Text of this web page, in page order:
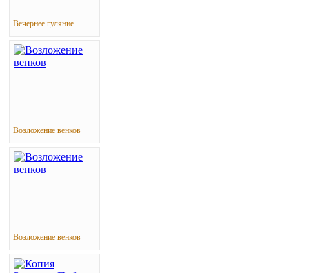
Вечернее гуляние
Возложение венков
Возложение венков